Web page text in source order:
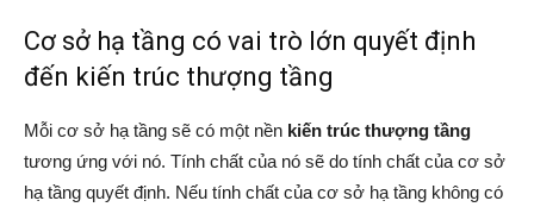
Cơ sở hạ tầng có vai trò lớn quyết định
đến kiến trúc thượng tầng
Mỗi cơ sở hạ tầng sẽ có một nền kiến trúc thượng tầng
tương ứng với nó. Tính chất của nó sẽ do tính chất của cơ sở
hạ tầng quyết định. Nếu tính chất của cơ sở hạ tầng không có